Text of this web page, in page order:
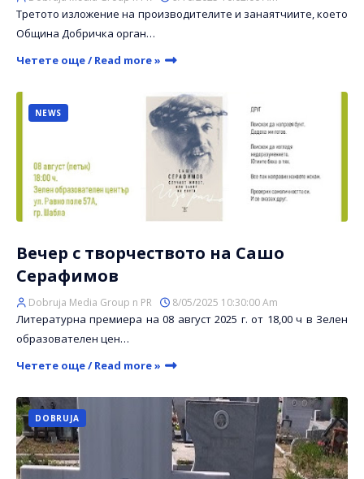
Третото изложение на производителите и занаятчиите, което
Община Добричка орган…
Четете още / Read more »
NEWS
Вечер с творчеството на Сашо
Серафимов
Dobruja Media Group n PR 8/05/2025 10:30:00 Am
Литературна премиера на 08 август 2025 г. от 18,00 ч в Зелен
образователен цен…
Четете още / Read more »
DOBRUJA